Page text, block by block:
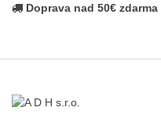
Doprava nad 50€